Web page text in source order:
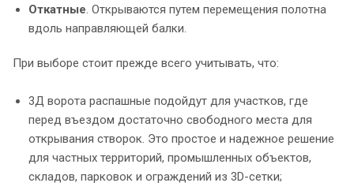
Откатные. Открываются путем перемещения полотна
вдоль направляющей балки.
При выборе стоит прежде всего учитывать, что:
3Д ворота распашные подойдут для участков, где
перед въездом достаточно свободного места для
открывания створок. Это простое и надежное решение
для частных территорий, промышленных объектов,
складов, парковок и ограждений из 3D-сетки;